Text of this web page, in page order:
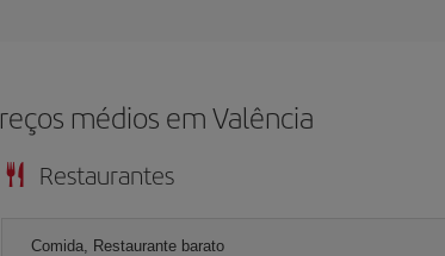
médios em Valência
Restaurantes
Comida, Restaurante barato